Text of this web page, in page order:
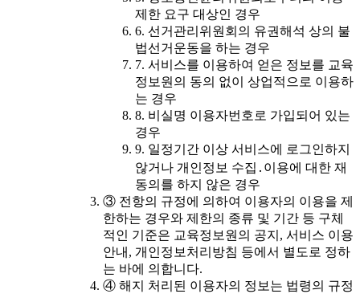
제한 요구 대상인 경우
6. 선거관리위원회의 유권해석 상의 불
법선거운동을 하는 경우
7. 서비스를 이용하여 얻은 정보를 교육
정보원의 동의 없이 상업적으로 이용하
는 경우
8. 비실명 이용자번호로 가입되어 있는
경우
9. 일정기간 이상 서비스에 로그인하지
않거나 개인정보 수집․이용에 대한 재
동의를 하지 않은 경우
③ 전항의 규정에 의하여 이용자의 이용을 제
한하는 경우와 제한의 종류 및 기간 등 구체
적인 기준은 교육정보원의 공지, 서비스 이용
안내, 개인정보처리방침 등에서 별도로 정하
는 바에 의합니다.
④ 해지 처리된 이용자의 정보는 법령의 규정